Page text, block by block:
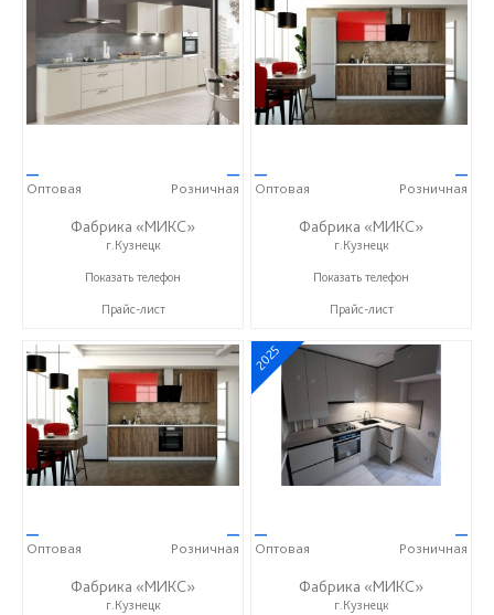
—
Оптовая
—
Розничная
Фабрика «МИКС»
г.Кузнецк
+7 (937) 423-36-37
Показать телефон
Прайс-лист
—
Оптовая
—
Розничная
Фабрика «МИКС»
г.Кузнецк
+7 (937) 423-36-37
Показать телефон
Прайс-лист
—
Оптовая
—
Розничная
Фабрика «МИКС»
г.Кузнецк
2025
—
Оптовая
—
Розничная
Фабрика «МИКС»
г.Кузнецк